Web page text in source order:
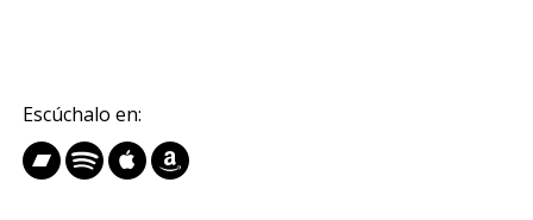
Escúchalo en: